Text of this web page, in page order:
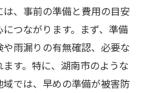
、事前の準備と費用の目安
つながります。まず、準備
雨漏りの有無確認、必要な
す。特に、湖南市のような
では、早めの準備が被害防